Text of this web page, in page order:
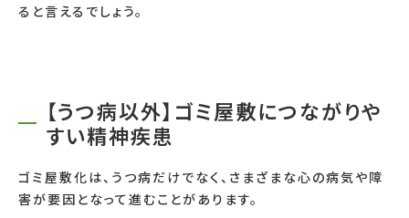
ると言えるでしょう。
【うつ病以外】ゴミ屋敷につながりや
すい精神疾患
ゴミ屋敷化は、うつ病だけでなく、さまざまな心の病気や障
害が要因となって進むことがあります。